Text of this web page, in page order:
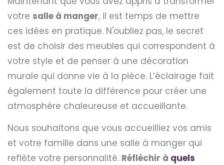
votre salle à manger, il est temps de mettre
ces idées en pratique. N'oubliez pas, le secret
est de choisir des meubles qui correspondent à
votre style et de penser à une décoration
murale qui donne vie à la pièce. L’éclairage fait
également toute la différence pour créer une
atmosphère chaleureuse et accueillante.
Nous souhaitons que vous accueilliez vos amis
et votre famille dans une salle à manger qui
reflète votre personnalité. Réfléchir à quels